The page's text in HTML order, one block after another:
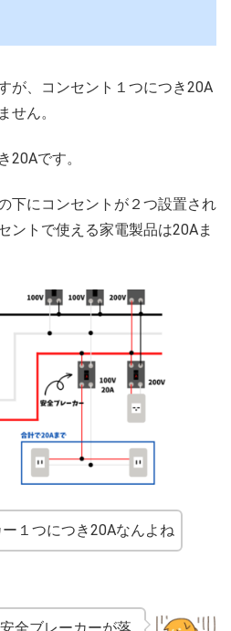
が、コンセント１つにつき20A
せん。
20Aです。
下にコンセントが２つ設置され
ントで使える家電製品は20Aま
１つにつき20Aなんよね